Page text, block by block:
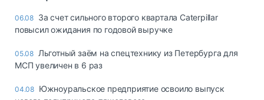
06.08 За счет сильного второго квартала Caterpillar
повысил ожидания по годовой выручке
05.08 Льготный заём на спецтехнику из Петербурга для
МСП увеличен в 6 раз
04.08 Южноуральское предприятие освоило выпуск